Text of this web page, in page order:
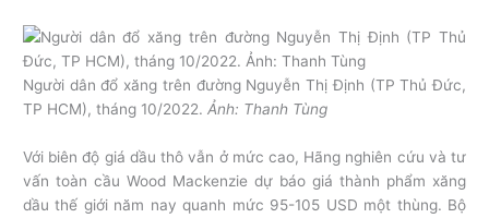
Người dân đổ xăng trên đường Nguyễn Thị Định (TP Thủ Đức,
TP HCM), tháng 10/2022.Ảnh: Thanh Tùng
Với biên độ giá dầu thô vẫn ở mức cao, Hãng nghiên cứu và tư
vấn toàn cầu Wood Mackenzie dự báo giá thành phẩm xăng
dầu thế giới năm nay quanh mức 95-105 USD một thùng. Bộ